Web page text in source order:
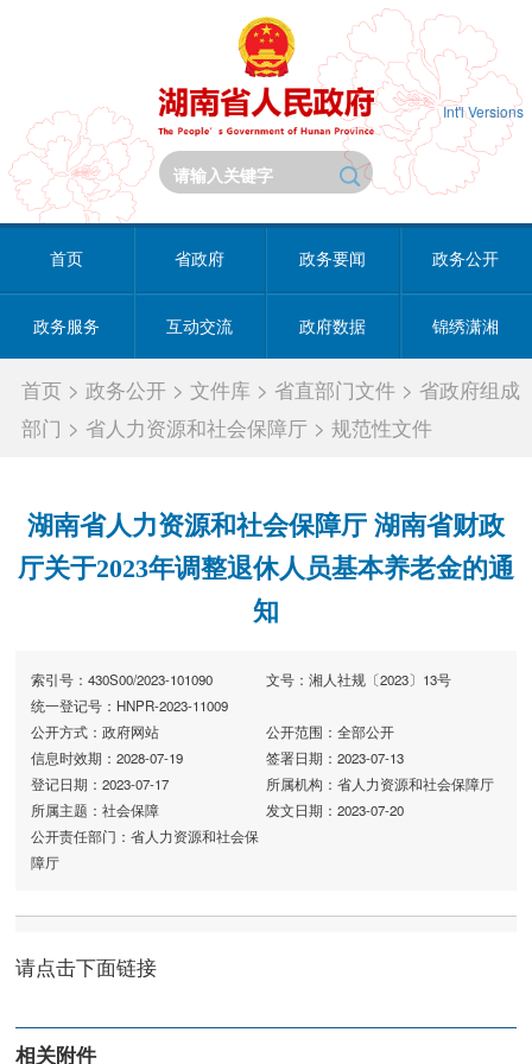
Int'l Versions
首页 省政府 政务要闻 政务公开
政务服务 互动交流 政府数据 锦绣潇湘
首页 >政务公开 >文件库 > 省直部门文件 > 省政府组成
部门 > 省人力资源和社会保障厅 >规范性文件
湖南省人力资源和社会保障厅 湖南省财政
厅关于2023年调整退休人员基本养老金的通
知
索引号：430S00/2023-101090
文号：湘人社规〔2023〕13号
统一登记号：HNPR-2023-11009
公开方式：政府网站
公开范围：全部公开
信息时效期：2028-07-19
签署日期：2023-07-13
登记日期：2023-07-17
所属机构：省人力资源和社会保障厅
所属主题：社会保障
发文日期：2023-07-20
公开责任部门：省人力资源和社会保
障厅
请点击下面链接
相关附件